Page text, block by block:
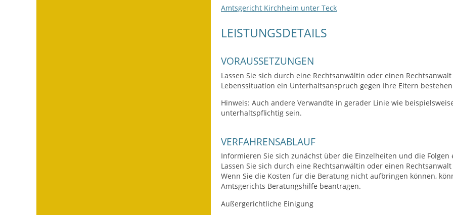
Amtsgericht Kirchheim unter Teck
LEISTUNGSDETAILS
VORAUSSETZUNGEN
Lassen Sie sich durch eine Rechtsanwältin oder einen
Lebenssituation ein Unterhaltsanspruch gegen Ihre Eltern
Hinweis: Auch andere Verwandte in gerader Linie wie
unterhaltspflichtig sein.
VERFAHRENSABLAUF
Informieren Sie sich zunächst über die Einzelheiten und die
Lassen Sie sich durch eine Rechtsanwältin oder einen
Wenn Sie die Kosten für die Beratung nicht aufbringen können,
Amtsgerichts Beratungshilfe beantragen.
Außergerichtliche Einigung